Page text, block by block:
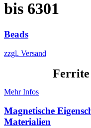
bis 6301
Beads
zzgl. Versand
Ferrite
Mehr Infos
Magnetische
Materialien